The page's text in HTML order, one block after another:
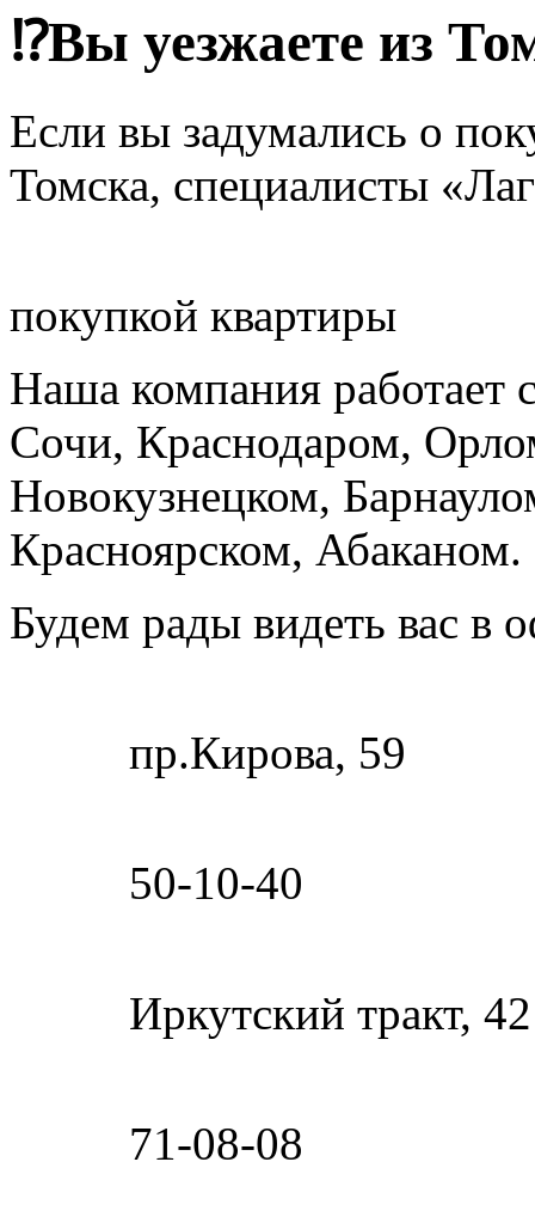
⁉Вы уезжаете из
Если вы задумались о
Томска, специалисты
покупкой квартиры
Наша компания работает
Сочи, Краснодаром,
Новокузнецком,
Красноярском, Абаканом.
Будем рады видеть вас в
пр.Кирова, 59
50-10-40
Иркутский тракт, 42
71-08-08